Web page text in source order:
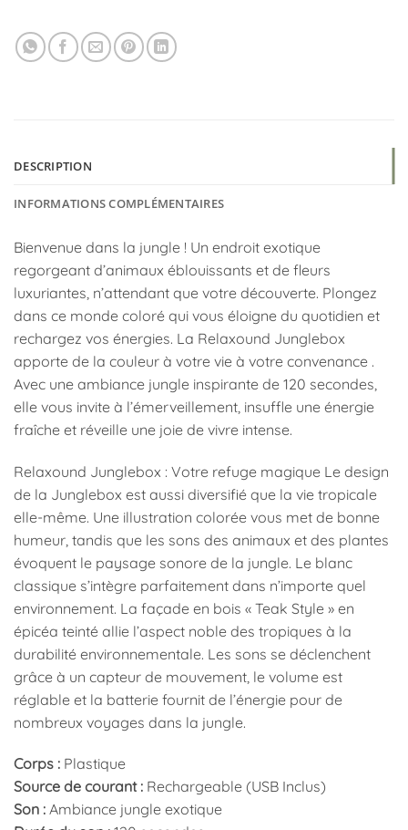
DESCRIPTION
INFORMATIONS COMPLÉMENTAIRES
Bienvenue dans la jungle ! Un endroit exotique
regorgeant d’animaux éblouissants et de fleurs
luxuriantes, n’attendant que votre découverte. Plongez
dans ce monde coloré qui vous éloigne du quotidien et
rechargez vos énergies. La Relaxound Junglebox
apporte de la couleur à votre vie à votre convenance .
Avec une ambiance jungle inspirante de 120 secondes,
elle vous invite à l’émerveillement, insuffle une énergie
fraîche et réveille une joie de vivre intense.
Relaxound Junglebox : Votre refuge magique Le design
de la Junglebox est aussi diversifié que la vie tropicale
elle-même. Une illustration colorée vous met de bonne
humeur, tandis que les sons des animaux et des plantes
évoquent le paysage sonore de la jungle. Le blanc
classique s’intègre parfaitement dans n’importe quel
environnement. La façade en bois « Teak Style » en
épicéa teinté allie l’aspect noble des tropiques à la
durabilité environnementale. Les sons se déclenchent
grâce à un capteur de mouvement, le volume est
réglable et la batterie fournit de l’énergie pour de
nombreux voyages dans la jungle.
Corps : Plastique
Source de courant : Rechargeable (USB Inclus)
Son : Ambiance jungle exotique